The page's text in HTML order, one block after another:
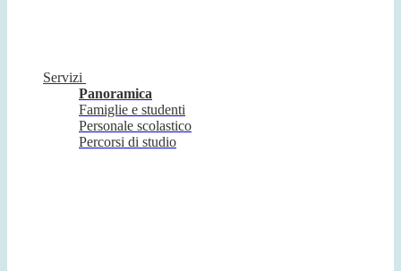
Servizi
Panoramica
Famiglie e studenti
Personale scolastico
Percorsi di studio